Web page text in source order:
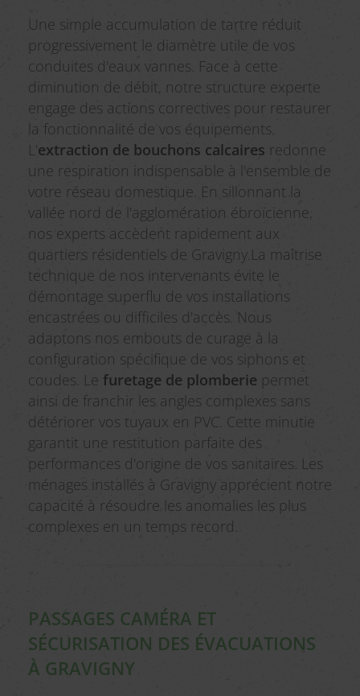
Une simple accumulation de tartre réduit
progressivement le diamètre utile de vos
conduites d'eaux vannes. Face à cette
diminution de débit, notre structure experte
engage des actions correctives pour restaurer
la fonctionnalité de vos équipements.
L'extraction de bouchons calcaires redonne
une respiration indispensable à l'ensemble de
votre réseau domestique. En sillonnant la
vallée nord de l'agglomération ébroïcienne,
nos experts accèdent rapidement aux
quartiers résidentiels de Gravigny.La maîtrise
technique de nos intervenants évite le
démontage superflu de vos installations
encastrées ou difficiles d'accès. Nous
adaptons nos embouts de curage à la
configuration spécifique de vos siphons et
coudes. Le furetage de plomberie permet
ainsi de franchir les angles complexes sans
détériorer vos tuyaux en PVC. Cette minutie
garantit une restitution parfaite des
performances d'origine de vos sanitaires. Les
ménages installés à Gravigny apprécient notre
capacité à résoudre les anomalies les plus
complexes en un temps record.
PASSAGES CAMÉRA ET
SÉCURISATION DES ÉVACUATIONS
À GRAVIGNY